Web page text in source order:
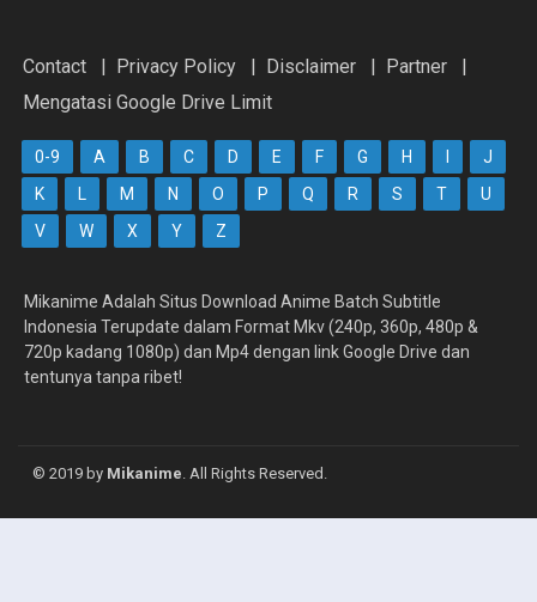
Contact Privacy Policy Disclaimer
Partner
Mengatasi Google Drive Limit
0-9 A B C D E F G H
J
K
L M N O P Q R S T
U
V
W X Y Z
Mikanime Adalah Situs Download Anime Batch Subtitle
Indonesia Terupdate dalam Format Mkv (240p, 360p, 480p &
720p kadang 1080p) dan Mp4 dengan link Google Drive dan
tentunya tanpa ribet!
© 2019 by Mikanime . All Rights Reserved.